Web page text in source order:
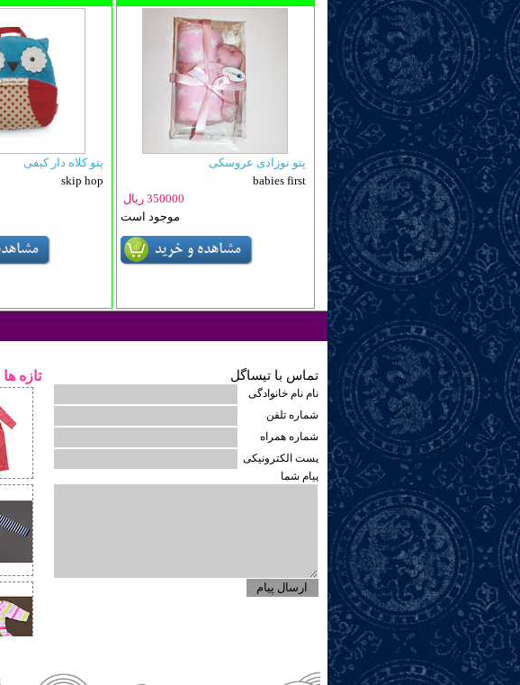
پتو کلاه دار کیفی
skip hop
پتو نوزادی عروسکی
babies first
350000 ریال
موجود است
تازه ها تماس با تیساگل
نام نام خانوادگی
شماره تلفن
شماره همراه
پست الکترونیکی
پیام شما